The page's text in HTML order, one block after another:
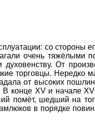
со стороны
очень тяжёлыми
От
торговцы. Нередко
от высоких
конце XV и начале
помёт, шедший на
в порядке